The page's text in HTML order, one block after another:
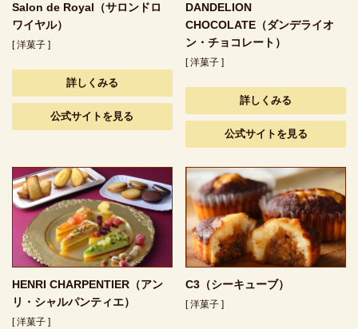
Salon de Royal（サロンドロ
ワイヤル）
[ 洋菓子 ]
詳しくみる
公式サイトを見る
DANDELION
CHOCOLATE（ダンデライオ
ン・チョコレート）
[ 洋菓子 ]
詳しくみる
公式サイトを見る
HENRI CHARPENTIER（アン
リ・シャルパンティエ）
[ 洋菓子 ]
C3（シーキューブ）
[ 洋菓子 ]